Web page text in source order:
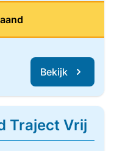
Bekijk
Traject Vrij